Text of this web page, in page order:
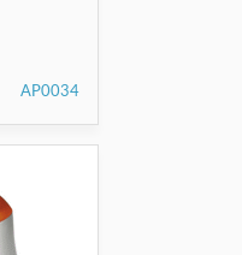
AP0034